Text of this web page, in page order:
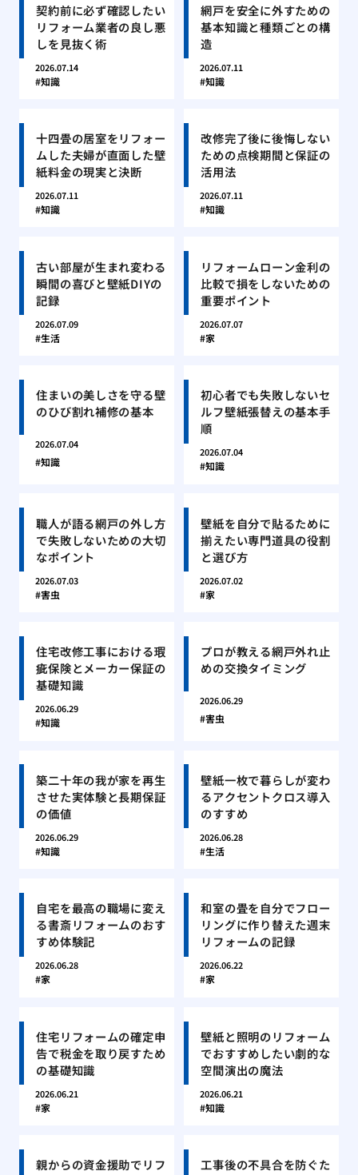
契約前に必ず確認したい
リフォーム業者の良し悪
しを見抜く術
2026.07.14
知識
網戸を安全に外すための
基本知識と種類ごとの構
造
2026.07.11
知識
十四畳の居室をリフォー
ムした夫婦が直面した壁
紙料金の現実と決断
2026.07.11
知識
改修完了後に後悔しない
ための点検期間と保証の
活用法
2026.07.11
知識
古い部屋が生まれ変わる
瞬間の喜びと壁紙DIYの
記録
2026.07.09
生活
リフォームローン金利の
比較で損をしないための
重要ポイント
2026.07.07
家
住まいの美しさを守る壁
のひび割れ補修の基本
2026.07.04
知識
初心者でも失敗しないセ
ルフ壁紙張替えの基本手
順
2026.07.04
知識
職人が語る網戸の外し方
で失敗しないための大切
なポイント
2026.07.03
害虫
壁紙を自分で貼るために
揃えたい専門道具の役割
と選び方
2026.07.02
家
住宅改修工事における瑕
疵保険とメーカー保証の
基礎知識
2026.06.29
知識
プロが教える網戸外れ止
めの交換タイミング
2026.06.29
害虫
築二十年の我が家を再生
させた実体験と長期保証
の価値
2026.06.29
知識
壁紙一枚で暮らしが変わ
るアクセントクロス導入
のすすめ
2026.06.28
生活
自宅を最高の職場に変え
る書斎リフォームのおす
すめ体験記
2026.06.28
家
和室の畳を自分でフロー
リングに作り替えた週末
リフォームの記録
2026.06.22
家
住宅リフォームの確定申
告で税金を取り戻すため
の基礎知識
2026.06.21
家
壁紙と照明のリフォーム
でおすすめしたい劇的な
空間演出の魔法
2026.06.21
知識
親からの資金援助でリフ
工事後の不具合を防ぐた